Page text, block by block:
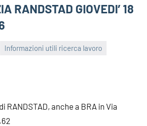
RANDSTAD GIOVEDI’ 18
Informazioni utili ricerca lavoro
RANDSTAD, anche a BRA in Via